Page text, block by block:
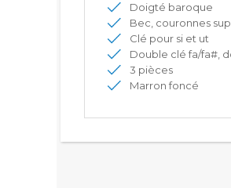
Doigté baroque
Bec, couronnes
Clé pour si et ut
Double clé fa/fa#,
3 pièces
Marron foncé